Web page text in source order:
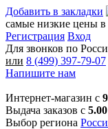
Добавить в закладки
самые низкие цены в
Регистрация Вход
Для звонков по
или 8 (499) 397-79-07
Напишите нам
Интернет-магазин с
Выдача заказов с 5.00
Выбор региона